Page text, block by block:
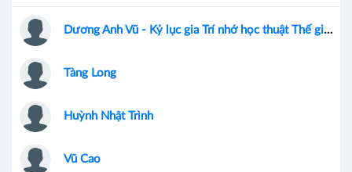
Dương Anh Vũ - Kỷ lục gia Trí nhớ học thuật Thế giới
Tàng Long
Huỳnh Nhật Trình
Vũ Cao